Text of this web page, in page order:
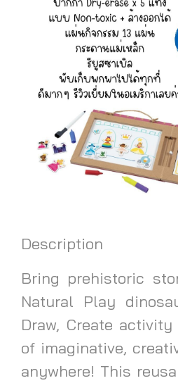
Description
Bring prehistoric
Natural Play
Draw, Create
of imaginative,
anywhere! This